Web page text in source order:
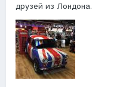
друзей из Лондона.